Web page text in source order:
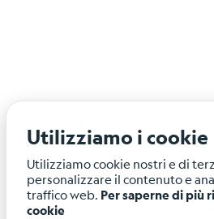
Utilizziamo i cookie
Utilizziamo cookie nostri e di
personalizzare il contenuto e
traffico web. Per saperne di più
cookie